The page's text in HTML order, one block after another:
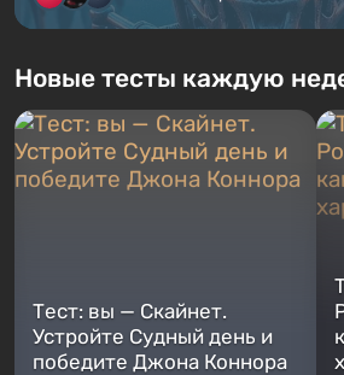
Новые тесты каждую
Тест: вы — Скайнет.
Устройте Судный день и
победите Джона Коннора